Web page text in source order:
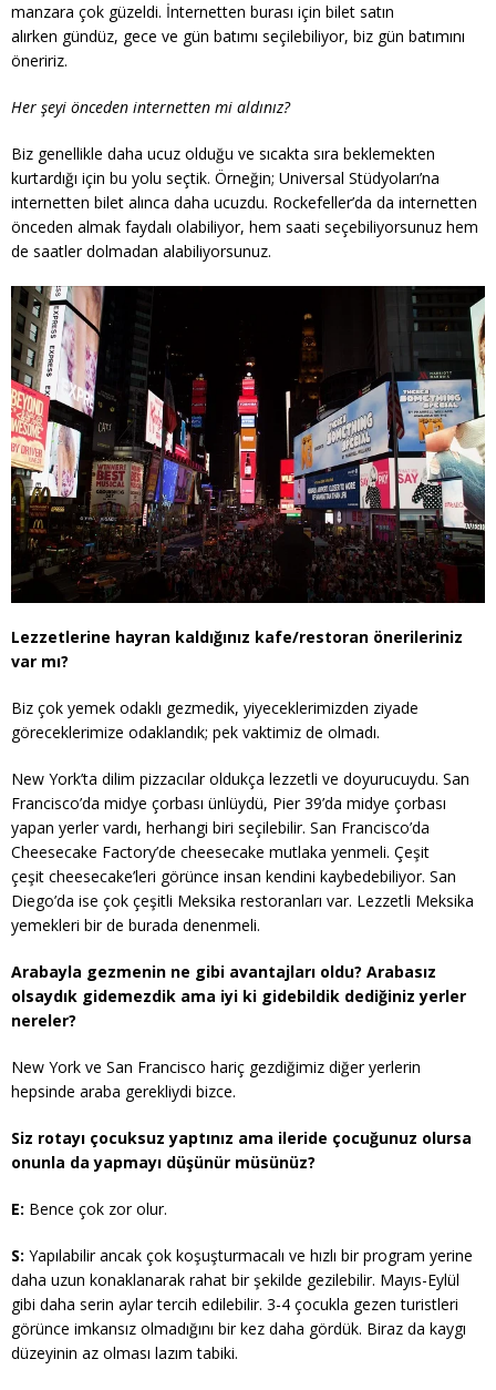
manzara çok güzeldi. İnternetten burası için bilet satın
alırken gündüz, gece ve gün batımı seçilebiliyor, biz gün batımını
öneririz.
Her şeyi önceden internetten mi aldınız?
Biz genellikle daha ucuz olduğu ve sıcakta sıra beklemekten
kurtardığı için bu yolu seçtik. Örneğin; Universal Stüdyoları’na
internetten bilet alınca daha ucuzdu. Rockefeller’da da internetten
önceden almak faydalı olabiliyor, hem saati seçebiliyorsunuz hem
de saatler dolmadan alabiliyorsunuz.
Lezzetlerine hayran kaldığınız kafe/restoran önerileriniz
var mı?
Biz çok yemek odaklı gezmedik, yiyeceklerimizden ziyade
göreceklerimize odaklandık; pek vaktimiz de olmadı.
New York’ta dilim pizzacılar oldukça lezzetli ve doyurucuydu. San
Francisco’da midye çorbası ünlüydü, Pier 39’da midye çorbası
yapan yerler vardı, herhangi biri seçilebilir. San Francisco’da
Cheesecake Factory’de cheesecake mutlaka yenmeli. Çeşit
çeşit cheesecake’leri görünce insan kendini kaybedebiliyor. San
Diego’da ise çok çeşitli Meksika restoranları var. Lezzetli Meksika
yemekleri bir de burada denenmeli.
Arabayla gezmenin ne gibi avantajları oldu? Arabasız
olsaydık gidemezdik ama iyi ki gidebildik dediğiniz yerler
nereler?
New York ve San Francisco hariç gezdiğimiz diğer yerlerin
hepsinde araba gerekliydi bizce.
Siz rotayı çocuksuz yaptınız ama ileride çocuğunuz olursa
onunla da yapmayı düşünür müsünüz?
E: Bence çok zor olur.
S: Yapılabilir ancak çok koşuşturmacalı ve hızlı bir program yerine
daha uzun konaklanarak rahat bir şekilde gezilebilir. Mayıs-Eylül
gibi daha serin aylar tercih edilebilir. 3-4 çocukla gezen turistleri
görünce imkansız olmadığını bir kez daha gördük. Biraz da kaygı
düzeyinin az olması lazım tabiki.